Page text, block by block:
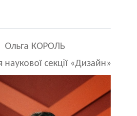
Ольга КОРОЛЬ
наукової секції «Дизайн»